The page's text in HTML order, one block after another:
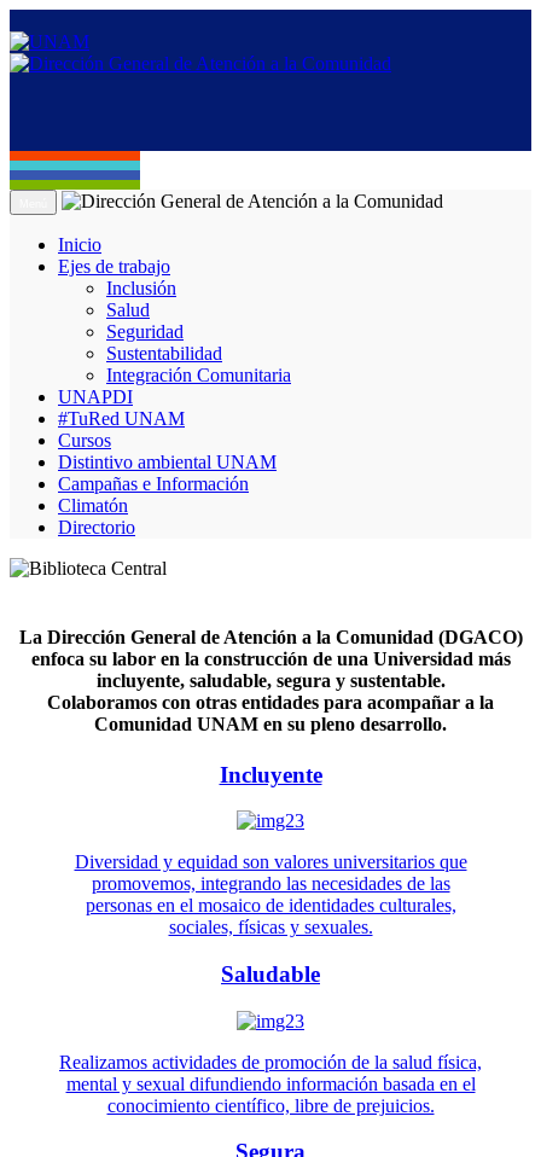
Inicio
Ejes de trabajo
Inclusión
Salud
Seguridad
Sustentabilidad
Integración Comunitaria
UNAPDI
#TuRed UNAM
Cursos
Distintivo ambiental UNAM
Campañas e Información
Climatón
Directorio
La Dirección General de Atención a la Comunidad (DGACO)
enfoca su labor en la construcción de una Universidad más
incluyente, saludable, segura y sustentable.
Colaboramos con otras entidades para acompañar a la
Comunidad UNAM en su pleno desarrollo.
Incluyente
Diversidad y equidad son valores universitarios que
promovemos, integrando las necesidades de las
personas en el mosaico de identidades culturales,
sociales, físicas y sexuales.
Saludable
Realizamos actividades de promoción de la salud física,
mental y sexual difundiendo información basada en el
conocimiento científico, libre de prejuicios.